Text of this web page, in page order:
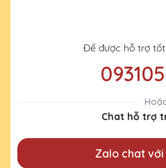
Để được hỗ trợ
Chat hỗ trợ
Zalo chat